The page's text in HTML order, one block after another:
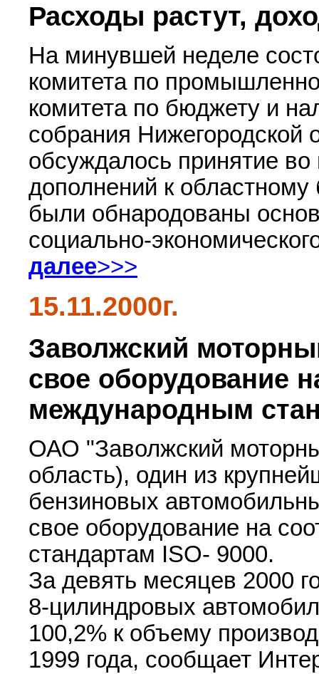
Расходы растут,
На минувшей неделе
комитета по
комитета по бюджету и
собрания Нижегородской
обсуждалось принятие
дополнений к
были обнародованы
социально-
далее>>>
15.11.2000г.
Заволжский
свое оборудование
международным
ОАО "Заволжский
область), один из
бензиновых
свое оборудование на
стандартам ISO- 9000.
За девять месяцев 2000
8-цилиндровых
100,2% к объему
1999 года, сообщает